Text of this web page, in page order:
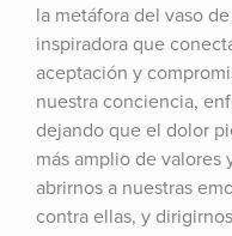
la metáfora del vaso
inspiradora que
aceptación y
nuestra conciencia,
dejando que el dolor
más amplio de valores
abrirnos a nuestras
contra ellas, y